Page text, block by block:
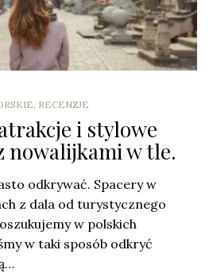
RECENZJE
i stylowe
nowalijkami w tle.
odkrywać. Spacery w
z dala od turystycznego
w polskich
w taki sposób odkryć